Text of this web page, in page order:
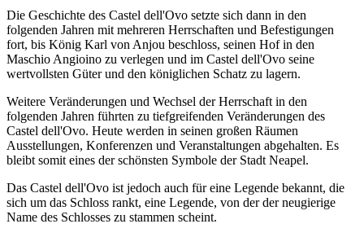
Die Geschichte des Castel dell'Ovo setzte sich dann in den
folgenden Jahren mit mehreren Herrschaften und Befestigungen
fort, bis König Karl von Anjou beschloss, seinen Hof in den
Maschio Angioino zu verlegen und im Castel dell'Ovo seine
wertvollsten Güter und den königlichen Schatz zu lagern.
Weitere Veränderungen und Wechsel der Herrschaft in den
folgenden Jahren führten zu tiefgreifenden Veränderungen des
Castel dell'Ovo. Heute werden in seinen großen Räumen
Ausstellungen, Konferenzen und Veranstaltungen abgehalten. Es
bleibt somit eines der schönsten Symbole der Stadt Neapel.
Das Castel dell'Ovo ist jedoch auch für eine Legende bekannt, die
sich um das Schloss rankt, eine Legende, von der der neugierige
Name des Schlosses zu stammen scheint.